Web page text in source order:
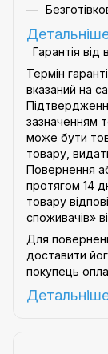
Гарантія від
Термін
вказаний на
зазначенням
може бути
товару,
Повернення
протягом 14
товару
споживачів»
Для
доставити
покупець